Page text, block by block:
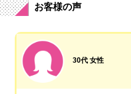
お客様の声
30代 女性